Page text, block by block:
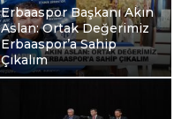
Erbaaspor Başkanı Akın
Aslan: Ortak Değerimiz
Erbaaspor’a Sahip
Çıkalım